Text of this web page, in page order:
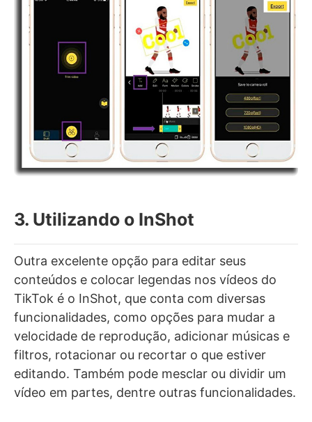
3. Utilizando o InShot
Outra excelente opção para editar seus
conteúdos e colocar legendas nos vídeos do
TikTok é o InShot, que conta com diversas
funcionalidades, como opções para mudar a
velocidade de reprodução, adicionar músicas e
filtros, rotacionar ou recortar o que estiver
editando. Também pode mesclar ou dividir um
vídeo em partes, dentre outras funcionalidades.